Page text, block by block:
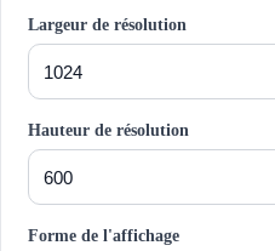
Largeur de résolution
Hauteur de résolution
Forme de l'affichage